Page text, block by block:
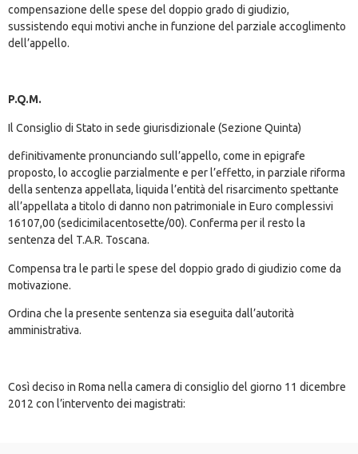
compensazione delle spese del doppio grado di giudizio,
sussistendo equi motivi anche in funzione del parziale accoglimento
dell’appello.
P.Q.M.
Il Consiglio di Stato in sede giurisdizionale (Sezione Quinta)
definitivamente pronunciando sull’appello, come in epigrafe
proposto, lo accoglie parzialmente e per l’effetto, in parziale riforma
della sentenza appellata, liquida l’entità del risarcimento spettante
all’appellata a titolo di danno non patrimoniale in Euro complessivi
16107,00 (sedicimilacentosette/00). Conferma per il resto la
sentenza del T.A.R. Toscana.
Compensa tra le parti le spese del doppio grado di giudizio come da
motivazione.
Ordina che la presente sentenza sia eseguita dall’autorità
amministrativa.
Così deciso in Roma nella camera di consiglio del giorno 11 dicembre
2012 con l’intervento dei magistrati: